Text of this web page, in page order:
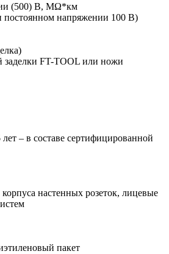
(500) В, MΩ*км
напряжении 100 В)
заделки FT-TOOL или ножи
– в составе сертифицированной
настенных розеток, лицевые
пакет